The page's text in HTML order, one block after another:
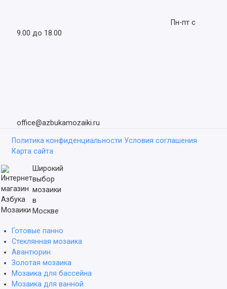
Пн-пт с
9.00 до 18.00
office@azbukamozaiki.ru
Политика конфиденциальности Условия соглашения
Карта сайта
Широкий
выбор
мозаики
в
Москве
Готовые панно
Стеклянная мозаика
Авантюрин
Золотая мозаика
Мозаика для бассейна
Мозаика для ванной